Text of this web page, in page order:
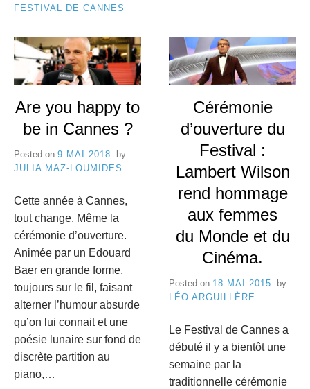
FESTIVAL DE CANNES
Are you happy to
be in Cannes ?
Posted on 9 MAI 2018
by
JULIA MAZ-LOUMIDES
Cette année à Cannes,
tout change. Même la
cérémonie d’ouverture.
Animée par un Edouard
Baer en grande forme,
toujours sur le fil, faisant
alterner l’humour absurde
qu’on lui connait et une
poésie lunaire sur fond de
discrète partition au
piano,…
Cérémonie
d’ouverture du
Festival :
Lambert Wilson
rend hommage
aux femmes
du Monde et du
Cinéma.
Posted on 18 MAI 2015
by
LÉO ARGUILLÈRE
Le Festival de Cannes a
débuté il y a bientôt une
semaine par la
traditionnelle cérémonie